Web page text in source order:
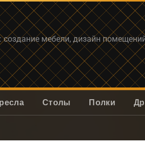
мебели, дизайн
Столы Полки